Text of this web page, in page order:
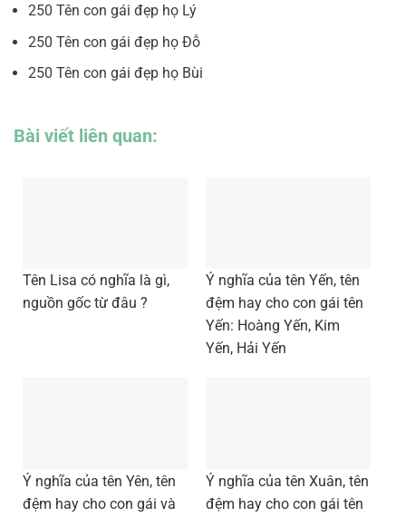
250 Tên con gái đẹp họ Lý
250 Tên con gái đẹp họ Đỗ
250 Tên con gái đẹp họ Bùi
Bài viết liên quan:
Tên Lisa có nghĩa là gì,
nguồn gốc từ đâu ?
Ý nghĩa của tên Yến, tên
đệm hay cho con gái tên
Yến: Hoàng Yến, Kim
Yến, Hải Yến
Ý nghĩa của tên Yên, tên
đệm hay cho con gái và
Ý nghĩa của tên Xuân, tên
đệm hay cho con gái tên